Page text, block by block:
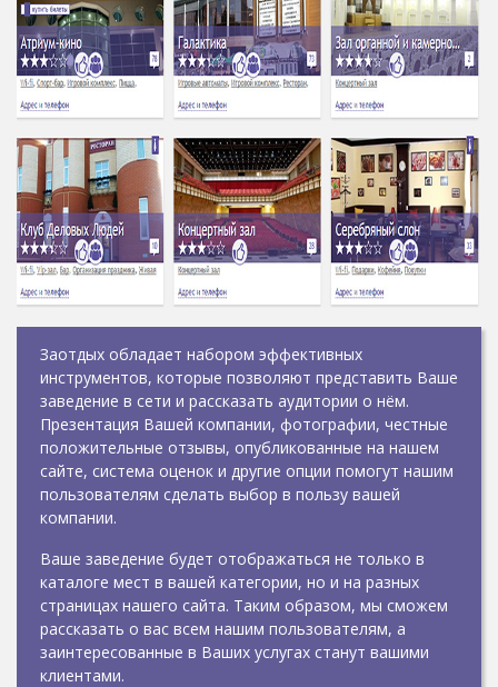
Заотдых обладает набором эффективных
инструментов, которые позволяют представить Ваше
заведение в сети и рассказать аудитории о нём.
Презентация Вашей компании, фотографии, честные
положительные отзывы, опубликованные на нашем
сайте, система оценок и другие опции помогут нашим
пользователям сделать выбор в пользу вашей
компании.
Ваше заведение будет отображаться не только в
каталоге мест в вашей категории, но и на разных
страницах нашего сайта. Таким образом, мы сможем
рассказать о вас всем нашим пользователям, а
заинтересованные в Ваших услугах станут вашими
клиентами.